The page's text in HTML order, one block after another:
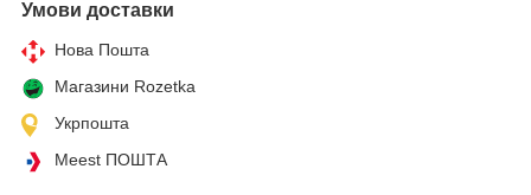
Умови доставки
Нова Пошта
Магазини Rozetka
Укрпошта
Meest ПОШТА